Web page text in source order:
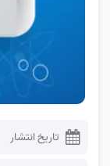
تاریخ انتشار